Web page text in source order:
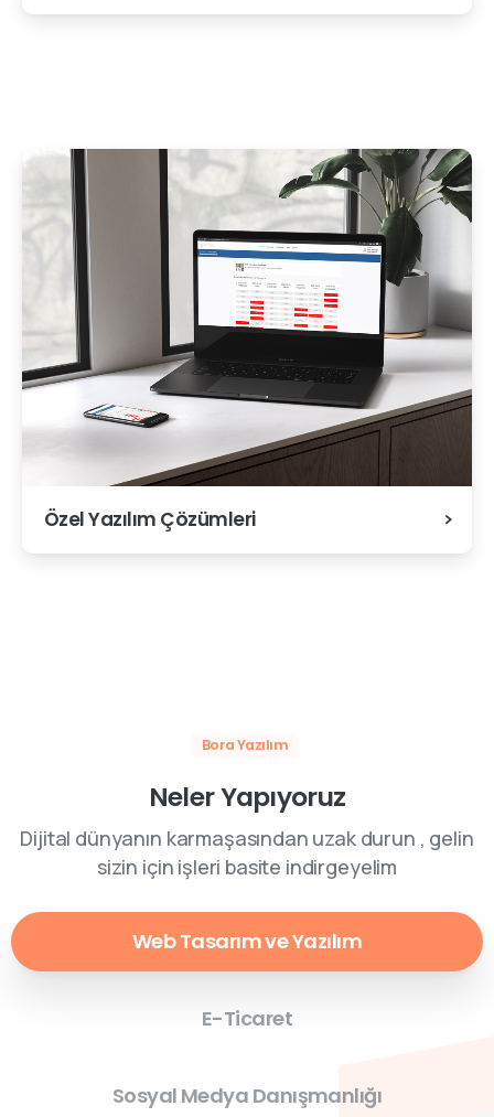
Özel Yazılım Çözümleri
Bora Yazılım
Neler Yapıyoruz
Dijital dünyanın karmaşasından uzak durun , gelin
sizin için işleri basite indirgeyelim
Web Tasarım ve Yazılım
E-Ticaret
Sosyal Medya Danışmanlığı